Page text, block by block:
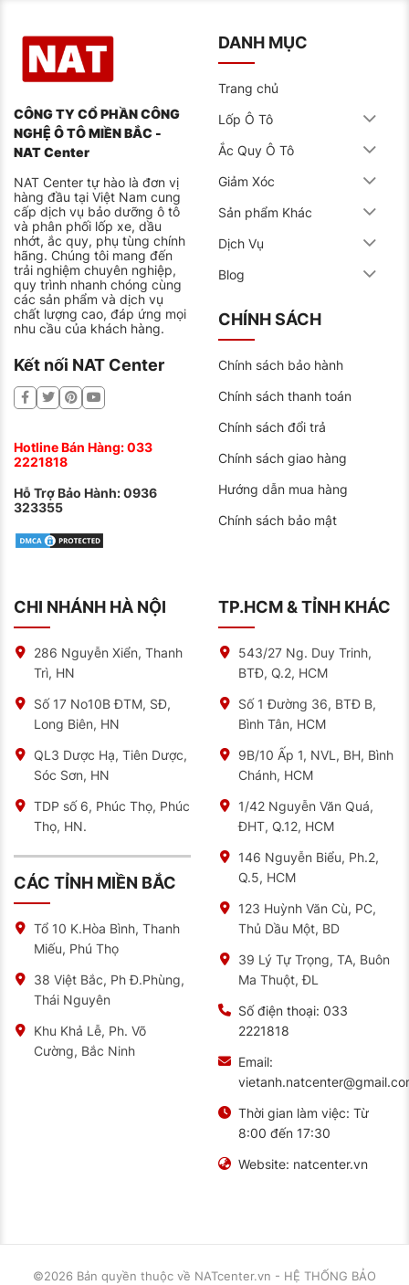
CÔNG TY CỔ PHẦN CÔNG
NGHỆ Ô TÔ MIỀN BẮC -
NAT Center
NAT Center tự hào là đơn vị
hàng đầu tại Việt Nam cung
cấp dịch vụ bảo dưỡng ô tô
và phân phối lốp xe, dầu
nhớt, ắc quy, phụ tùng chính
hãng. Chúng tôi mang đến
trải nghiệm chuyên nghiệp,
quy trình nhanh chóng cùng
các sản phẩm và dịch vụ
chất lượng cao, đáp ứng mọi
nhu cầu của khách hàng.
Kết nối NAT Center
Hotline Bán Hàng:033
2221818
Hỗ Trợ Bảo Hành:0936
323355
DANH MỤC
Trang chủ
Lốp Ô Tô
Ắc Quy Ô Tô
Giảm Xóc
Sản phẩm Khác
Dịch Vụ
Blog
CHÍNH SÁCH
Chính sách bảo hành
Chính sách thanh toán
Chính sách đổi trả
Chính sách giao hàng
Hướng dẫn mua hàng
Chính sách bảo mật
CHI NHÁNH HÀ NỘI
286 Nguyễn Xiển, Thanh
Trì, HN
Số 17 No10B ĐTM, SĐ,
Long Biên, HN
QL3 Dược Hạ, Tiên Dược,
Sóc Sơn, HN
TDP số 6, Phúc Thọ, Phúc
Thọ, HN.
CÁC TỈNH MIỀN BẮC
Tổ 10 K.Hòa Bình, Thanh
Miếu, Phú Thọ
38 Việt Bắc, Ph Đ.Phùng,
Thái Nguyên
Khu Khả Lễ, Ph. Võ
Cường, Bắc Ninh
TP.HCM & TỈNH KHÁC
543/27 Ng. Duy Trinh,
BTĐ, Q.2, HCM
Số 1 Đường 36, BTĐ B,
Bình Tân, HCM
9B/10 Ấp 1, NVL, BH, Bình
Chánh, HCM
1/42 Nguyễn Văn Quá,
ĐHT, Q.12, HCM
146 Nguyễn Biểu, Ph.2,
Q.5, HCM
123 Huỳnh Văn Cù, PC,
Thủ Dầu Một, BD
39 Lý Tự Trọng, TA, Buôn
Ma Thuột, ĐL
Số điện thoại: 033
2221818
Email:
Thời gian làm việc: Từ
8:00 đến 17:30
Website: natcenter.vn
©2026 Bản quyền thuộc về NATcenter.vn - HỆ THỐNG BẢO